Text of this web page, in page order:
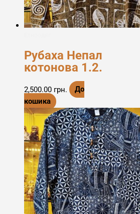
Рубаха Непал
котонова 1.2.
2,500.00 грн.
До
кошика